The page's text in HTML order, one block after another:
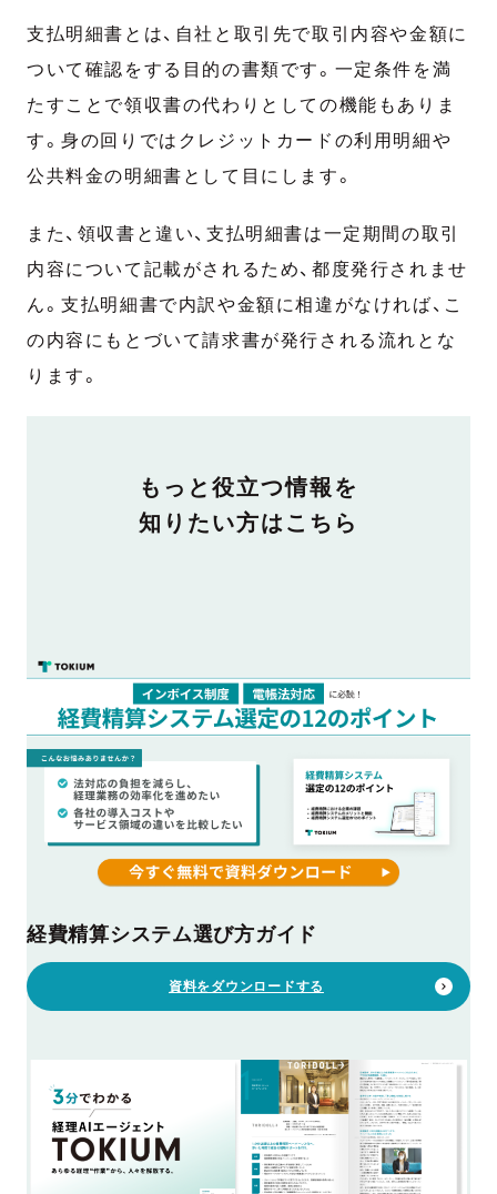
支払明細書とは、自社と取引先で取引内容や金額に
ついて確認をする目的の書類です。一定条件を満
たすことで領収書の代わりとしての機能もありま
す。身の回りではクレジットカードの利用明細や
公共料金の明細書として目にします。
また、領収書と違い、支払明細書は一定期間の取引
内容について記載がされるため、都度発行されませ
ん。支払明細書で内訳や金額に相違がなければ、こ
の内容にもとづいて請求書が発行される流れとな
ります。
DOCUMENT
もっと役立つ情報を
知りたい方はこちら
経費精算システム選び方ガイド
資料をダウンロードする